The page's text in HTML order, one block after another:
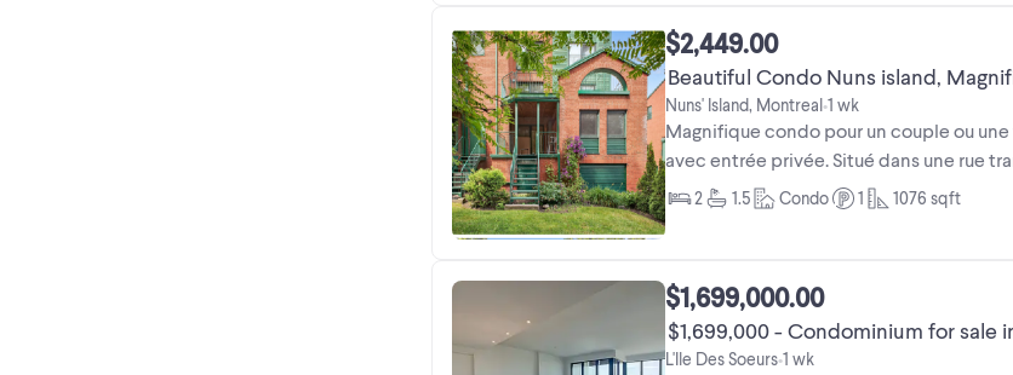
$2,449.00
Beautiful Condo Nuns island,
Nuns' Island, Montreal•1 wk
Magnifique condo pour un couple ou
avec entrée privée. Situé dans une rue
2 1.5 Condo 1 1076 sqft
$1,699,000.00
$1,699,000 - Condominium for sale
L'Ile Des Soeurs•1 wk